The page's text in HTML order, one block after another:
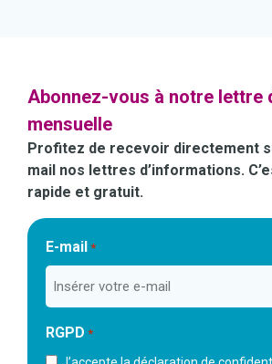
Abonnez-vous à notre lettre
mensuelle
Profitez de recevoir directement
mail nos lettres d’informations.
rapide et gratuit.
E-mail *
RGPD *